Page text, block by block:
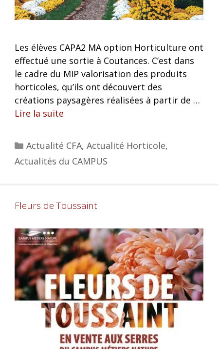
Les élèves CAPA2 MA option Horticulture ont
effectué une sortie à Coutances. C’est dans
le cadre du MIP valorisation des produits
horticoles, qu’ils ont découvert des
créations paysagères réalisées à partir de …
Lire la suite
Actualité CFA, Actualité Horticole,
Actualités du CAMPUS
Fleurs de Toussaint